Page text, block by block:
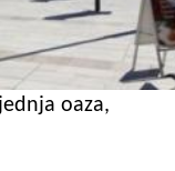
oaza,